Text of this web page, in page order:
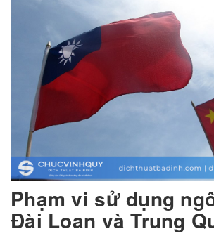
Phạm vi sử dụng
Đài Loan và Trung